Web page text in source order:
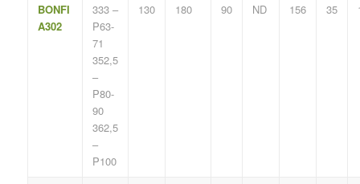
BONFI
A302
333 –
P63-
71
352,5
–
P80-
90
362,5
–
P100
130 180 90 ND 156 35